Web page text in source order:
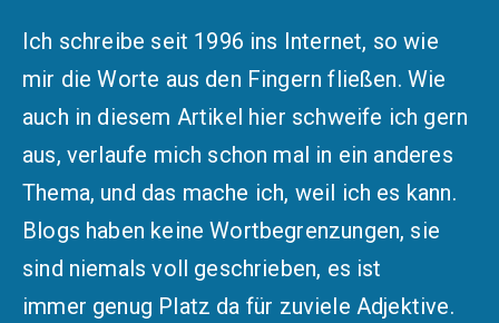
Ich schreibe seit 1996 ins Internet, so wie
mir die Worte aus den Fingern fließen. Wie
auch in diesem Artikel hier schweife ich gern
aus, verlaufe mich schon mal in ein anderes
Thema, und das mache ich, weil ich es kann.
Blogs haben keine Wortbegrenzungen, sie
sind niemals voll geschrieben, es ist
immer genug Platz da für zuviele Adjektive.